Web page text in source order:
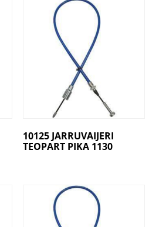
10125 JARRUVAIJERI
TEOPART PIKA 1130